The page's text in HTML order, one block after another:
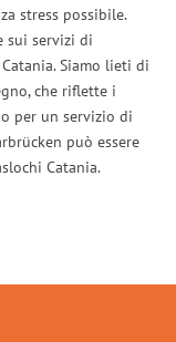
stress possibile.
sui servizi di
Siamo lieti di
che riflette i
per un servizio di
può essere
Catania.